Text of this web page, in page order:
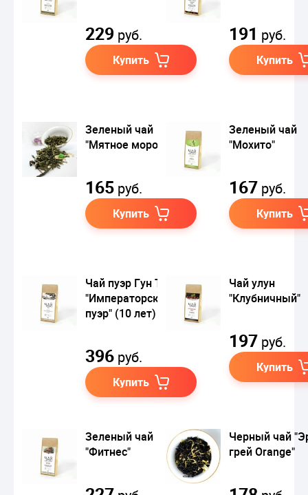
229 руб.
Купить
191 руб.
Купить
Зеленый чай
"Мятное мороженое"
165 руб.
Купить
Зеленый чай
"Мохито"
167 руб.
Купить
Чай пуэр Гун Тин
"Императорский
пуэр" (10 лет)
396 руб.
Купить
Чай улун
"Клубничный"
197 руб.
Купить
Зеленый чай
"Фитнес"
Черный чай
грей Orange"